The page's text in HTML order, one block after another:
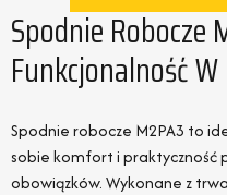
Spodnie Robocze
Funkcjonalność
Spodnie robocze M2PA3 to
sobie komfort i praktyczność
obowiązków. Wykonane z